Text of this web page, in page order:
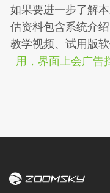
如果要进一步了解
估资料包含系统介
教学视频、试用版
用，界面上会广告